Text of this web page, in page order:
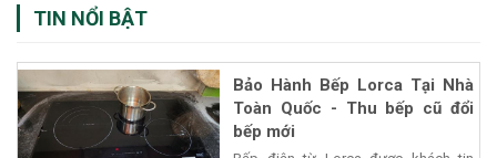
TIN NỔI BẬT
Bảo Hành Bếp Lorca Tại Nhà
Toàn Quốc - Thu bếp cũ đổi
bếp mới